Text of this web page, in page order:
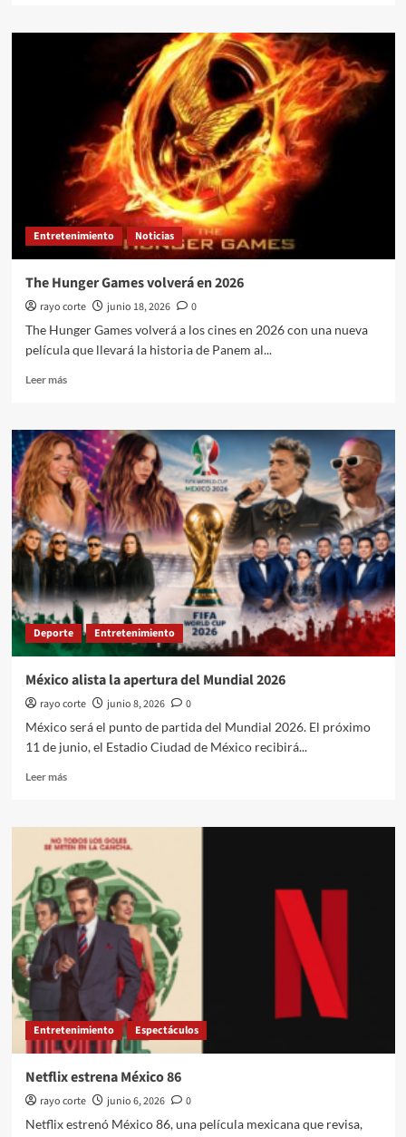
LEGO
Entretenimiento Noticias
The Hunger Games volverá en 2026
rayo corte junio 18, 2026
0
The Hunger Games volverá a los cines en 2026 con una nueva
película que llevará la historia de Panem al...
Leer másLeer
The
Hunger
Games
volverá
en
2026
Deporte Entretenimiento
México alista la apertura del Mundial 2026
rayo corte junio 8, 2026
0
México será el punto de partida del Mundial 2026. El próximo
11 de junio, el Estadio Ciudad de México recibirá...
Leer másLeer
México
alista
la
apertura
del
Mundial
2026
Entretenimiento Espectáculos
Netflix estrena México 86
rayo corte junio 6, 2026
0
Netflix estrenó México 86, una película mexicana que revisa,